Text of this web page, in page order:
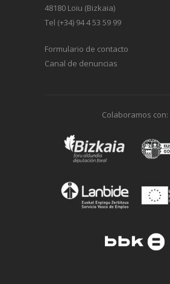
48180 Loiu (Bizkaia)
Tel (+34) 94 4 53 59 99
Formulario de contacto
Canal de denuncias
Colaboramos con: